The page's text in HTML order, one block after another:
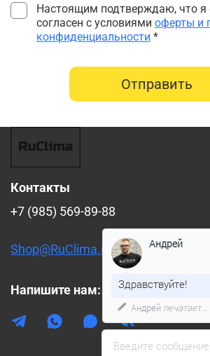
Настоящим подтверждаю, что я
согласен с условиями оферты и
конфиденциальности *
Отправить
Контакты
+7 (985) 569-89-88
Shop@RuClima.ru
Напишите нам:
Введите сообщение
Андрей
Здравствуйте!
Андрей печатает...